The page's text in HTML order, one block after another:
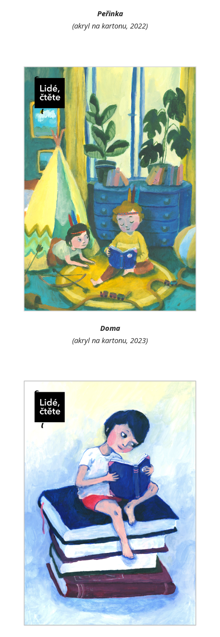
Peřinka
(akryl na kartonu, 2022)
Doma
(akryl na kartonu, 2023)